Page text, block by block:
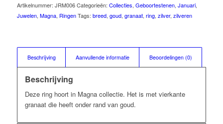
Artikelnummer: JRM006 Categorieën: Collecties, Geboortestenen, Januari,
Juwelen, Magna, Ringen Tags: breed, goud, granaat, ring, zilver, zilveren
Beschrijving Aanvullende informatie Beoordelingen (0)
Beschrijving
Deze ring hoort in Magna collectie. Het is met vierkante
granaat die heeft onder rand van goud.